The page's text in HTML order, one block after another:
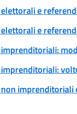
e
e